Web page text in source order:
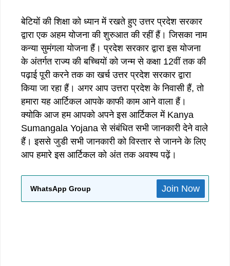
बेटियों की शिक्षा को ध्यान में रखते हुए उत्तर प्रदेश सरकार
द्वारा एक अहम योजना की शुरुआत की रहीं हैं। जिसका नाम
कन्या सुमंगला योजना हैं। प्रदेश सरकार द्वारा इस योजना
के अंतर्गत राज्य की बच्चियों को जन्म से कक्षा 12वीं तक की
पढ़ाई पूरी करने तक का खर्च उत्तर प्रदेश सरकार द्वारा
किया जा रहा हैं। अगर आप उत्तरा प्रदेश के निवासी हैं, तो
हमारा यह आर्टिकल आपके काफी काम आने वाला हैं।
क्योकि आज हम आपको अपने इस आर्टिकल में Kanya
Sumangala Yojana से संबंधित सभी जानकारी देने वाले
हैं। इससे जुडी सभी जानकारी को विस्तार से जानने के लिए
आप हमारे इस आर्टिकल को अंत तक अवश्य पढ़ें।
WhatsApp Group Join Now